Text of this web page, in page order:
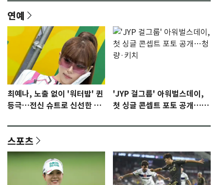
연예
최예나, 노출 없이 '워터밤' 퀸
등극…전신 슈트로 신선한 충
'JYP 걸그룹' 아워벌스데이,
첫 싱글 콘셉트 포토 공개…청
스포츠